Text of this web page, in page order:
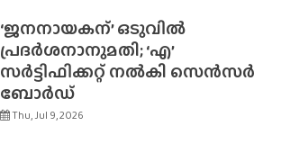
‘ജനനായകന്’ ഒടുവിൽ
പ്രദർശനാനുമതി; ‘എ’
സർട്ടിഫിക്കറ്റ് നൽകി സെൻസർ
ബോർഡ്
Thu, Jul 9, 2026